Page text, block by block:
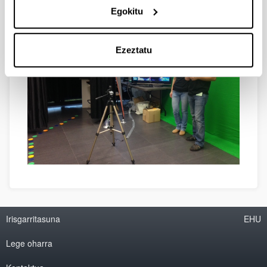
Egokitu
Ezeztatu
Irisgarritasuna
Lege oharra
EHU